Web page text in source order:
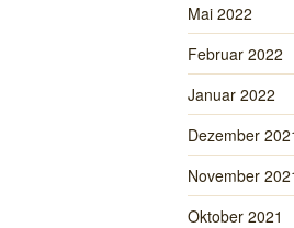
Mai 2022
Februar 2022
Januar 2022
Dezember
November
Oktober 2021